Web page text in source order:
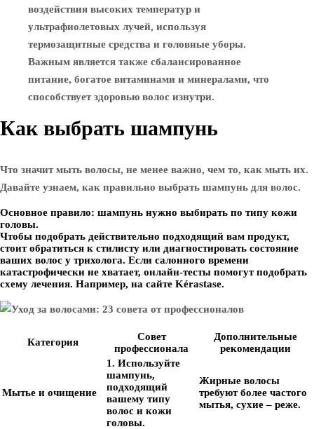
воздействия высоких температур и
ультрафиолетовых лучей, используя
термозащитные средства и головные уборы.
Важным является также сбалансированное
питание, богатое витаминами и минералами, что
способствует здоровью волос изнутри.
Как выбрать шампунь
Что значит мыть волосы, не менее важно, чем то, как мыть их.
Давайте узнаем, как правильно выбрать шампунь для волос.
Основное правило: шампунь нужно выбирать по типу кожи
головы.
Чтобы подобрать действительно подходящий вам продукт,
стоит обратиться к стилисту или диагностировать состояние
ваших волос у трихолога. Если салонного времени
катастрофически не хватает, онлайн-тесты помогут подобрать
схему лечения. Например, на сайте Kérastase.
Категория
Совет
профессионала
Дополнительные
рекомендации
Мытье и очищение
1. Используйте
шампунь,
подходящий
вашему типу
волос и кожи
головы.
Жирные волосы
требуют более частого
мытья, сухие – реже.